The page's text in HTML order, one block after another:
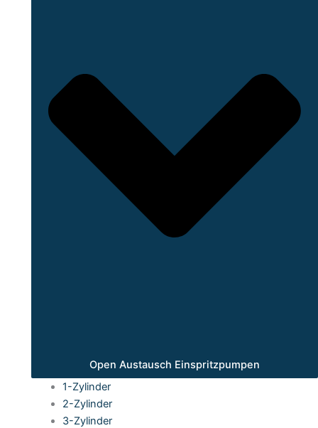
Open Austausch Einspritzpumpen
1-Zylinder
2-Zylinder
3-Zylinder